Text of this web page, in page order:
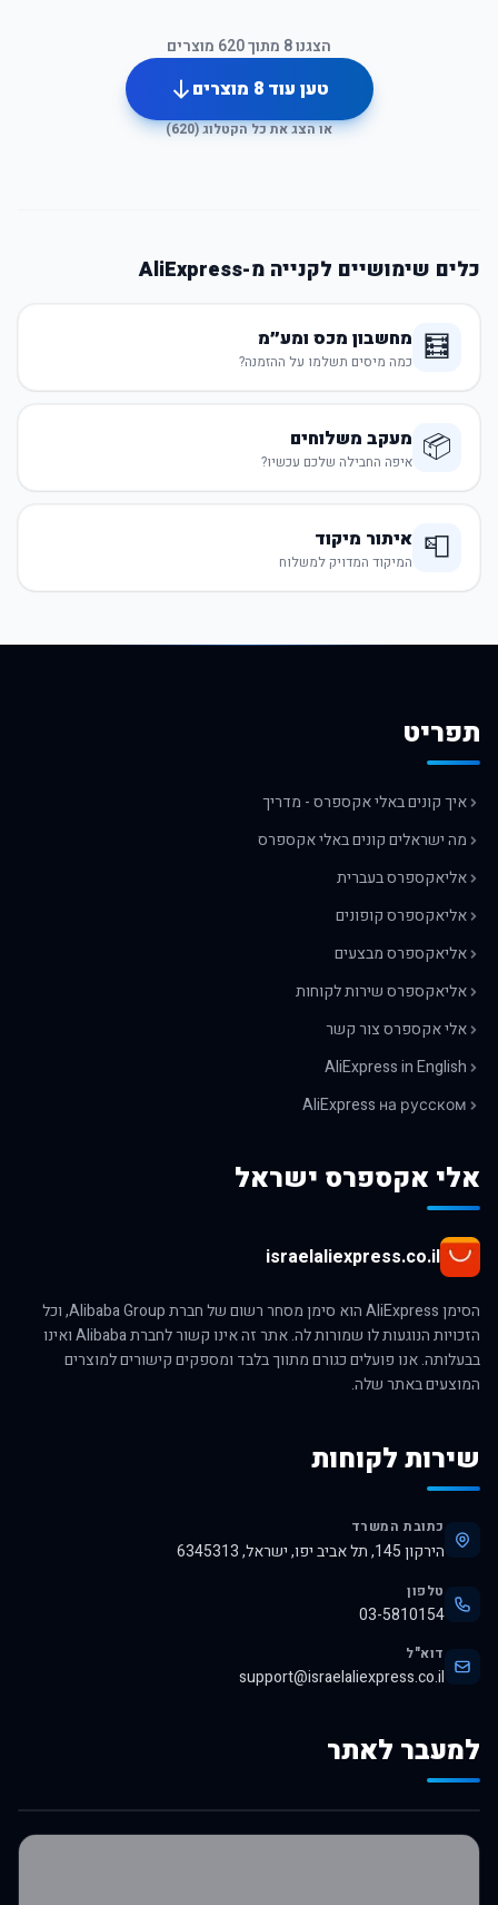
הצגנו8 מתוך620 מוצרים
טען עוד8 מוצרים
או הצג את כל הקטלוג (620
)
כלים שימושיים לקנייה מ-AliExpress
🧮 מחשבון מכס ומע״מ
כמה מיסים תשלמו על ההזמנה?
📦 מעקב משלוחים
איפה החבילה שלכם עכשיו?
📮 איתור מיקוד
המיקוד המדויק למשלוח
תפריט
איך קונים באלי אקספרס - מדריך
מה ישראלים קונים באלי אקספרס
אליאקספרס בעברית
אליאקספרס קופונים
אליאקספרס מבצעים
אליאקספרס שירות לקוחות
אלי אקספרס צור קשר
AliExpress in English
AliExpress на русском
אלי אקספרס ישראל
israelaliexpress.co.il
הסימן AliExpress הוא סימן מסחר רשום של חברת Alibaba Group, וכל
הזכויות הנוגעות לו שמורות לה. אתר זה אינו קשור לחברת Alibaba ואינו
בבעלותה. אנו פועלים כגורם מתווך בלבד ומספקים קישורים למוצרים
המוצעים באתר שלה.
שירות לקוחות
כתובת המשרד
הירקון 145, תל אביב יפו, ישראל, 6345313
טלפון
03-5810154
דוא"ל
support@israelaliexpress.co.il
למעבר לאתר
לרכישה באלי אקספרס